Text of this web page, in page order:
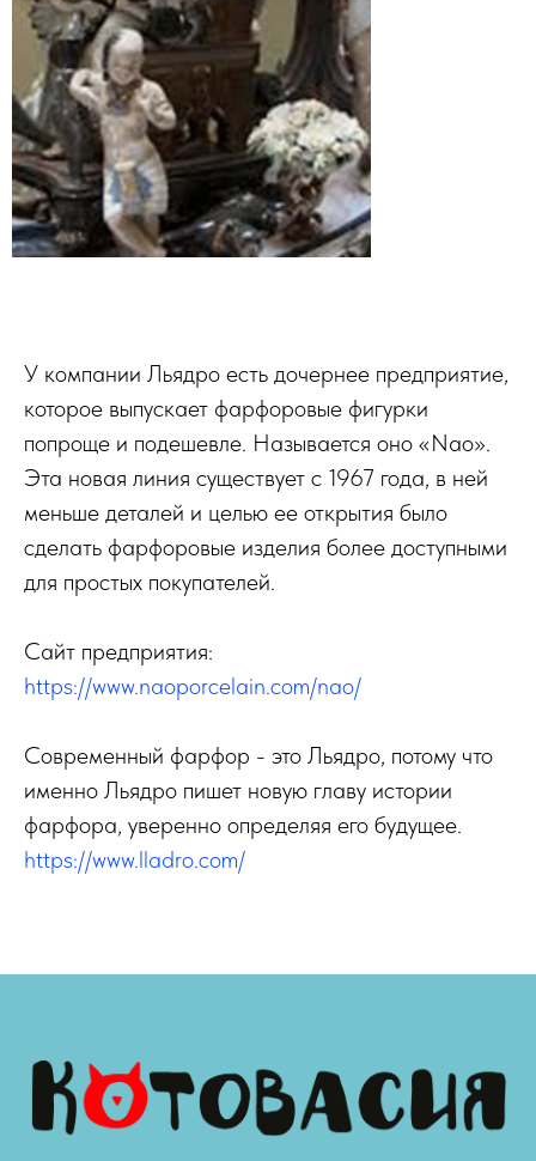
У компании Льядро есть дочернее предприятие,
которое выпускает фарфоровые фигурки
попроще и подешевле. Называется оно «Nao».
Эта новая линия существует с 1967 года, в ней
меньше деталей и целью ее открытия было
сделать фарфоровые изделия более доступными
для простых покупателей.
Сайт предприятия:
https://www.naoporcelain.com/nao/
Современный фарфор - это Льядро, потому что
именно Льядро пишет новую главу истории
фарфора, уверенно определяя его будущее.
https://www.lladro.com/